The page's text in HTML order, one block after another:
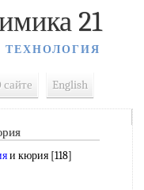
21
English
и кюрия [118]